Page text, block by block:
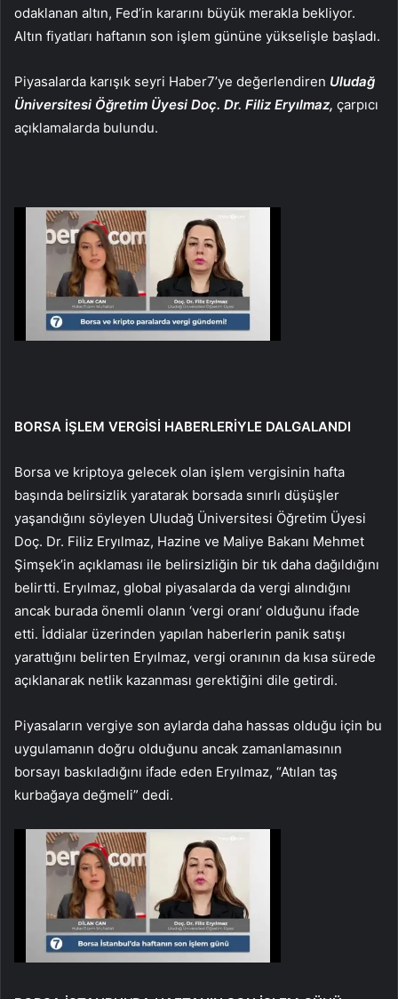
odaklanan altın, Fed’in kararını büyük merakla bekliyor.
Altın fiyatları haftanın son işlem gününe yükselişle başladı.
Piyasalarda karışık seyri Haber7’ye değerlendiren Uludağ
Üniversitesi Öğretim Üyesi Doç. Dr. Filiz Eryılmaz, çarpıcı
açıklamalarda bulundu.
BORSA İŞLEM VERGİSİ HABERLERİYLE DALGALANDI
Borsa ve kriptoya gelecek olan işlem vergisinin hafta
başında belirsizlik yaratarak borsada sınırlı düşüşler
yaşandığını söyleyen Uludağ Üniversitesi Öğretim Üyesi
Doç. Dr. Filiz Eryılmaz, Hazine ve Maliye Bakanı Mehmet
Şimşek’in açıklaması ile belirsizliğin bir tık daha dağıldığını
belirtti. Eryılmaz, global piyasalarda da vergi alındığını
ancak burada önemli olanın ‘vergi oranı’ olduğunu ifade
etti. İddialar üzerinden yapılan haberlerin panik satışı
yarattığını belirten Eryılmaz, vergi oranının da kısa sürede
açıklanarak netlik kazanması gerektiğini dile getirdi.
Piyasaların vergiye son aylarda daha hassas olduğu için bu
uygulamanın doğru olduğunu ancak zamanlamasının
borsayı baskıladığını ifade eden Eryılmaz, “Atılan taş
kurbağaya değmeli” dedi.